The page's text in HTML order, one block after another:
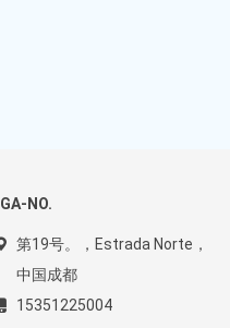
NO.
第19号。，Estrada Norte，
中国成都
15351225004